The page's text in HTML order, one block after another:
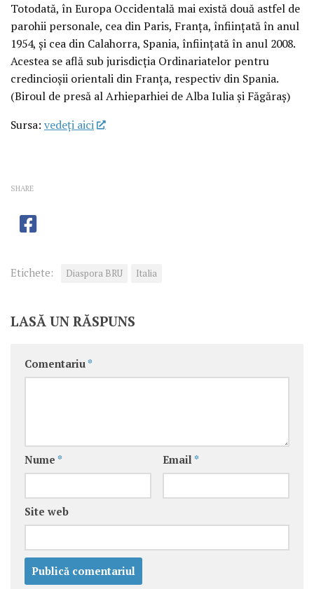
Totodată, în Europa Occidentală mai există două astfel de
parohii personale, cea din Paris, Franța, înființată în anul
1954, și cea din Calahorra, Spania, înființată în anul 2008.
Acestea se află sub jurisdicția Ordinariatelor pentru
credincioșii orientali din Franța, respectiv din Spania.
(Biroul de presă al Arhieparhiei de Alba Iulia și Făgăraș)
Sursa: vedeţi aici
SHARE
Etichete: Diaspora BRU Italia
LASĂ UN RĂSPUNS
Comentariu *
Nume * Email *
Site web